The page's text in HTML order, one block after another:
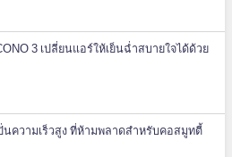
3 เปลี่ยนแอร์ให้เย็นฉ่ำสบายใจได้ด้วย
นความเร็วสูง ที่ห้ามพลาดสำหรับคอสมูทตี้